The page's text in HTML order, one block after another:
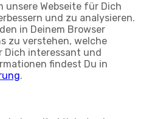
unsere Webseite für Dich
und zu analysieren.
in Deinem Browser
zu verstehen, welche
Dich interessant und
findest Du in
.